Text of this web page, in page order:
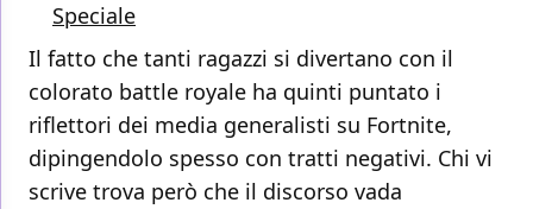
Speciale
Il fatto che tanti ragazzi si divertano con il
colorato battle royale ha quinti puntato i
riflettori dei media generalisti su Fortnite,
dipingendolo spesso con tratti negativi. Chi vi
scrive trova però che il discorso vada